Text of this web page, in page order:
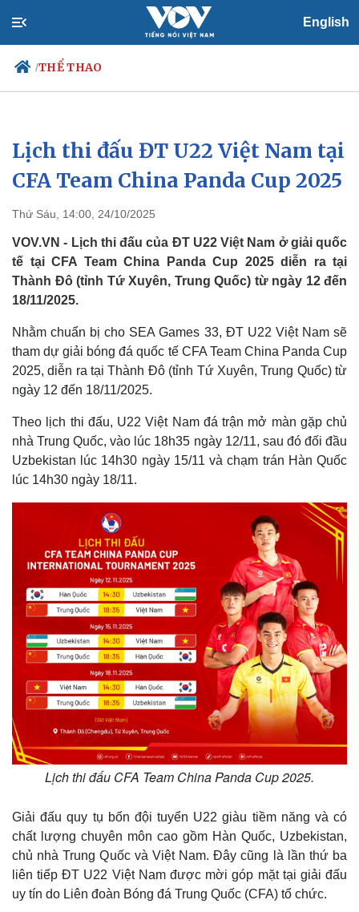
English
/THỂ THAO
Chính trị
Đảng
Tổ chức nhân sự
Nhận diện sự thật
Xã hội
Tin 24h
Dự báo thời tiết
Việc làm
Biển đảo
Lịch thi đấu ĐT U22 Việt Nam tại
CFA Team China Panda Cup 2025
Thứ Sáu, 14:00, 24/10/2025
VOV.VN - Lịch thi đấu của ĐT U22 Việt Nam ở giải quốc
tế tại CFA Team China Panda Cup 2025 diễn ra tại
Thành Đô (tỉnh Tứ Xuyên, Trung Quốc) từ ngày 12 đến
18/11/2025.
Nhằm chuẩn bị cho SEA Games 33, ĐT U22 Việt Nam sẽ
tham dự giải bóng đá quốc tế CFA Team China Panda Cup
2025, diễn ra tại Thành Đô (tỉnh Tứ Xuyên, Trung Quốc) từ
ngày 12 đến 18/11/2025.
Theo lịch thi đấu, U22 Việt Nam đá trận mở màn gặp chủ
nhà Trung Quốc, vào lúc 18h35 ngày 12/11, sau đó đối đầu
Uzbekistan lúc 14h30 ngày 15/11 và chạm trán Hàn Quốc
lúc 14h30 ngày 18/11.
Lịch thi đấu CFA Team China Panda Cup 2025.
Giải đấu quy tụ bốn đội tuyển U22 giàu tiềm năng và có
chất lượng chuyên môn cao gồm Hàn Quốc, Uzbekistan,
chủ nhà Trung Quốc và Việt Nam. Đây cũng là lần thứ ba
liên tiếp ĐT U22 Việt Nam được mời góp mặt tại giải đấu
uy tín do Liên đoàn Bóng đá Trung Quốc (CFA) tổ chức.